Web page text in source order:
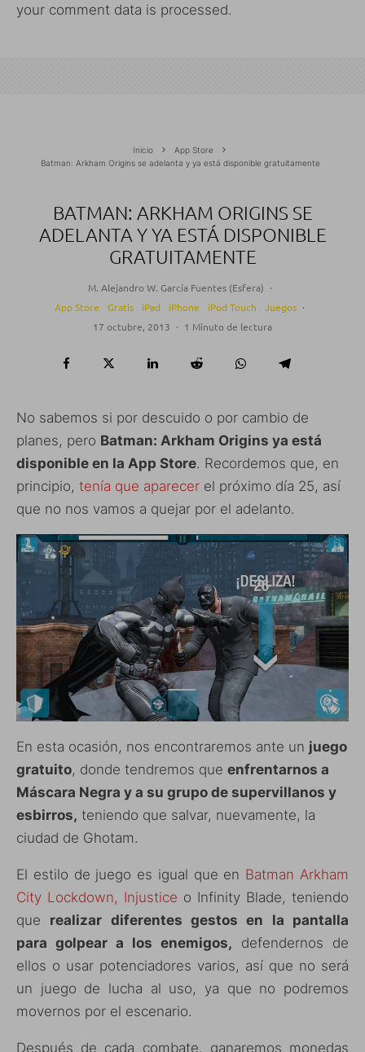
your comment data is processed.
Inicio
App Store
Batman: Arkham Origins se adelanta y ya está disponible gratuitamente
BATMAN: ARKHAM ORIGINS SE
ADELANTA Y YA ESTÁ DISPONIBLE
GRATUITAMENTE
M. Alejandro W. García Fuentes (Esfera) ·
App Store
Gratis iPad iPhone iPod Touch Juegos ·
17 octubre, 2013 · 1 Minuto de lectura
No sabemos si por descuido o por cambio de
planes, pero Batman: Arkham Origins ya está
disponible en la App Store. Recordemos que, en
principio, tenía que aparecer el próximo día 25, así
que no nos vamos a quejar por el adelanto.
En esta ocasión, nos encontraremos ante un juego
gratuito, donde tendremos que enfrentarnos a
Máscara Negra y a su grupo de supervillanos y
esbirros, teniendo que salvar, nuevamente, la
ciudad de Ghotam.
El estilo de juego es igual que en Batman Arkham
City Lockdown, Injustice o Infinity Blade, teniendo
que realizar diferentes gestos en la pantalla
para golpear a los enemigos, defendernos de
ellos o usar potenciadores varios, así que no será
un juego de lucha al uso, ya que no podremos
movernos por el escenario.
Después de cada combate, ganaremos monedas